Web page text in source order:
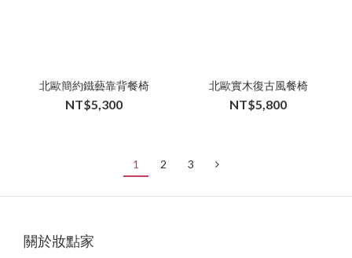
北歐簡約鐵藝靠背餐椅
NT$5,300
北歐實木復古風餐椅
NT$5,800
1 2 3
關於妝點家